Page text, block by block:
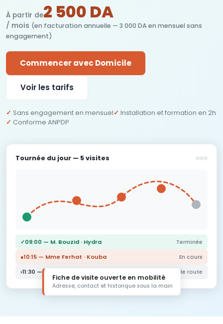
À partir de2 500 DA
/ mois (en facturation annuelle — 3 000 DA en mensuel sans
engagement)
Commencer avec Domicile
Voir les tarifs
Sans engagement en mensuel
Installation et formation en 2h
Conforme ANPDP
Tournée du jour — 5 visites
✓09:00 — M. Bouzid · Hydra Terminée
●10:15 — Mme Ferhat · Kouba En cours
›11:30 — M. Larbi · Birkhadem 12 min de route
Fiche de visite ouverte en mobilité
Adresse, contact et historique sous la main